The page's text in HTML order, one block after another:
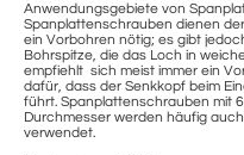
Anwendungsgebiete von
Spanplattenschrauben dienen
ein Vorbohren nötig; es gibt
Bohrspitze, die das Loch in
empfiehlt sich meist immer ein
dafür, dass der Senkkopf beim
führt. Spanplattenschrauben mit
Durchmesser werden häufig
verwendet.